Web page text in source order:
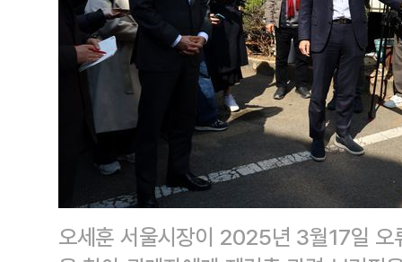
오세훈 서울시장이 2025년 3월17일 오